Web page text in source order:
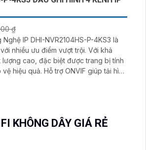
₫
IP DHI-NVR2104HS-P-4KS3 là
ưu điểm vượt trội. Với khả
lượng cao, đặc biệt được trang bị tính
ONVIF giúp tải hình
KHÔNG DÂY GIÁ RẺ